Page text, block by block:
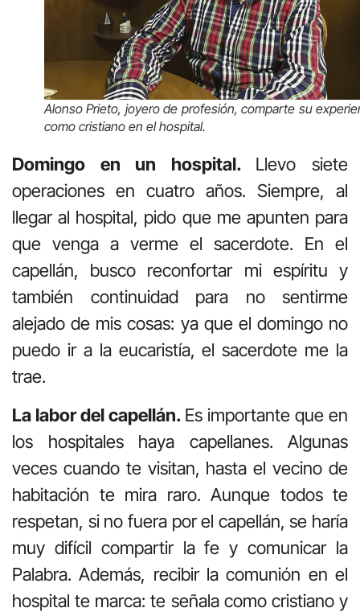
Alonso Prieto, joyero de profesión, comparte su
como cristiano en el hospital.
Domingo en un hospital. Llevo siete
operaciones en cuatro años. Siempre, al
llegar al hospital, pido que me apunten para
que venga a verme el sacerdote. En el
capellán, busco reconfortar mi espíritu y
también continuidad para no sentirme
alejado de mis cosas: ya que el domingo no
puedo ir a la eucaristía, el sacerdote me la
trae.
La labor del capellán. Es importante que en
los hospitales haya capellanes. Algunas
veces cuando te visitan, hasta el vecino de
habitación te mira raro. Aunque todos te
respetan, si no fuera por el capellán, se haría
muy difícil compartir la fe y comunicar la
Palabra. Además, recibir la comunión en el
hospital te marca: te señala como cristiano y